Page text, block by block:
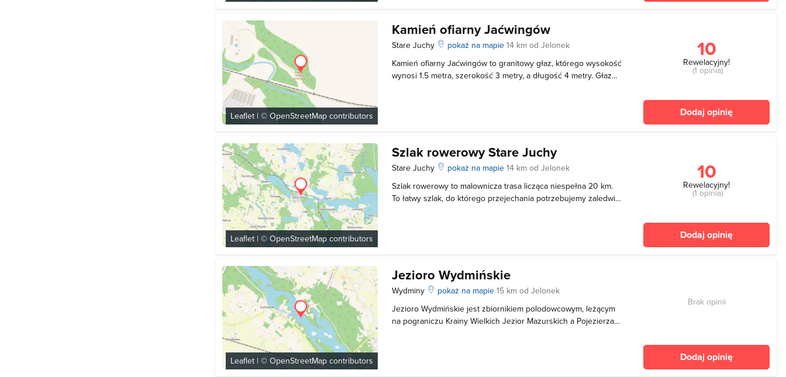
Leaflet | ©OpenStreetMap contributors
Kamień ofiarny Jaćwingów
Stare Juchy pokaż na mapie14 km od Jelonek
Kamień ofiarny Jaćwingów to granitowy głaz, którego wysokość
wynosi 1.5 metra, szerokość 3 metry, a długość 4 metry. Głaz
10
Rewelacyjny!
(1 opinia)
Dodaj opinię
Leaflet | ©OpenStreetMap contributors
Szlak rowerowy Stare Juchy
Stare Juchy pokaż na mapie14 km od Jelonek
Szlak rowerowy to malownicza trasa licząca niespełna 20 km.
To łatwy szlak, do którego przejechania potrzebujemy zaledwie
10
Rewelacyjny!
(1 opinia)
Dodaj opinię
Leaflet | ©OpenStreetMap contributors
Jezioro Wydmińskie
Wydminy pokaż na mapie15 km od Jelonek
Jezioro Wydmińskie jest zbiornikiem polodowcowym, leżącym
na pograniczu Krainy Wielkich Jezior Mazurskich a Pojezierza
Brak opinii
Dodaj opinię